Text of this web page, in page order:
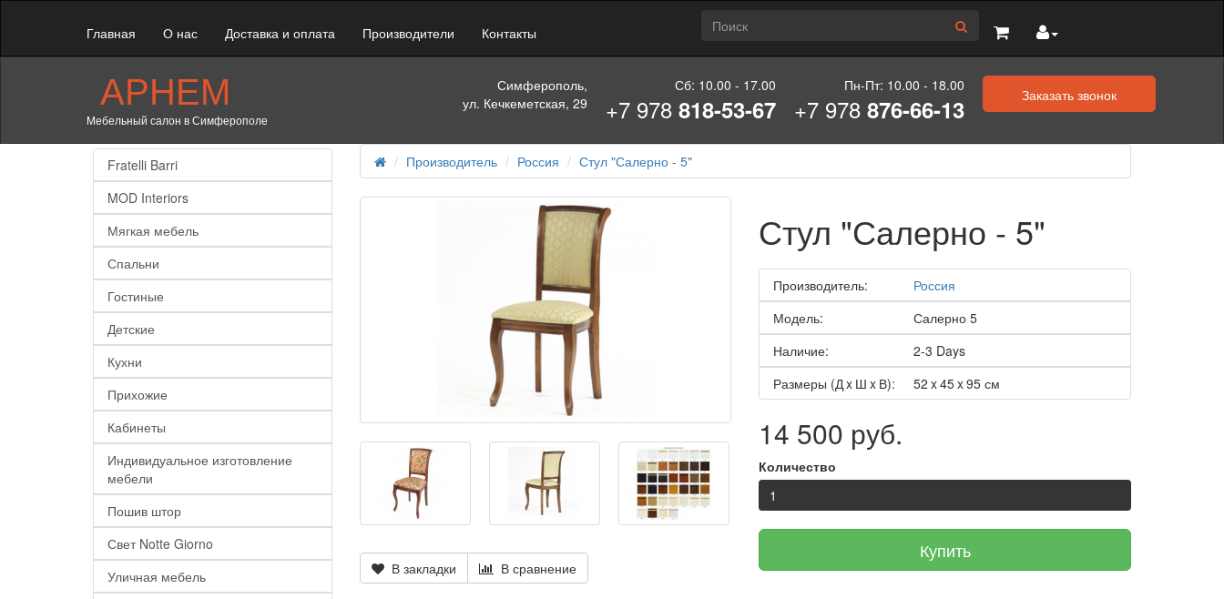
Главная О нас Доставка и оплата Производители Контакты
АРНЕМ
Мебельный салон в Симферополе
Симферополь,
ул. Кечкеметская, 29
Сб: 10.00 - 17.00
+7 978818-53-67
Пн-Пт: 10.00 - 18.00
+7 978876-66-13 Заказать звонок
Fratelli Barri
MOD Interiors
Мягкая мебель
Спальни
Гостиные
Детские
Кухни
Прихожие
Кабинеты
Индивидуальное изготовление
мебели
Пошив штор
Свет Notte Giorno
Уличная мебель
Производитель Россия Стул "Салерно - 5"
В закладки В сравнение
Стул "Салерно - 5"
Производитель:
Россия
Модель:
Салерно 5
Наличие:
2-3 Days
Размеры (Д x Ш x В):
52 x 45 x 95 см
14 500 руб.
Количество
Купить